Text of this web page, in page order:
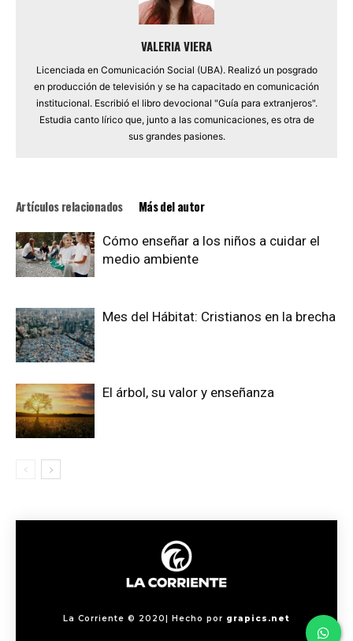
VALERIA VIERA
Licenciada en Comunicación Social (UBA). Realizó un posgrado
en producción de televisión y se ha capacitado en comunicación
institucional. Escribió el libro devocional "Guía para extranjeros".
Estudia canto lírico que, junto a las comunicaciones, es otra de
sus grandes pasiones.
Artículos relacionados Más del autor
Cómo enseñar a los niños a cuidar el
medio ambiente
Mes del Hábitat: Cristianos en la brecha
El árbol, su valor y enseñanza
La Corriente © 2020| Hecho por grapics.net